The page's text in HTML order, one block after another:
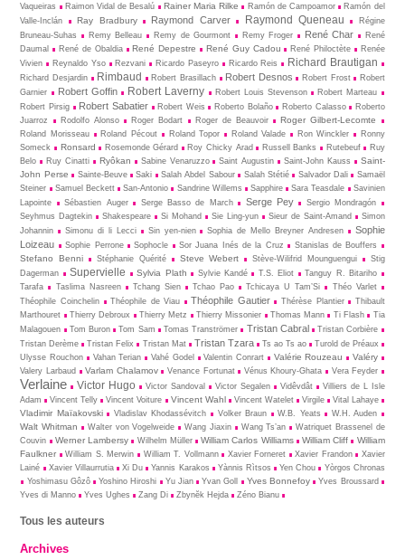
Vaqueiras
Raimon Vidal de Besalú Rainer Maria Rilke Ramón de Campoamor
Ramón del
Valle-Inclán
Ray Bradbury Raymond Carver Raymond Queneau
Régine
Bruneau-Suhas
Remy Belleau Remy de Gourmont Remy Froger René Char
René
Daumal
René de Obaldia René Depestre René Guy Cadou René Philoctète
Renée
Vivien
Reynaldo Yso Rezvani Ricardo Paseyro Ricardo Reis Richard Brautigan
Richard Desjardin Rimbaud Robert Brasillach Robert Desnos Robert Frost
Robert
Garnier
Robert Goffin Robert Laverny Robert Louis Stevenson
Robert Marteau
Robert Pirsig
Robert Sabatier Robert Weis Roberto Bolaño Roberto Calasso
Roberto
Juarroz
Rodolfo Alonso Roger Bodart Roger de Beauvoir Roger Gilbert-Lecomte
Roland Morisseau Roland Pécout Roland Topor Roland Valade Ron Winckler
Ronny
Someck
Ronsard Rosemonde Gérard Roy Chicky Arad Russell Banks Rutebeuf
Ruy
Belo
Ruy Cinatti Ryôkan Sabine Venaruzzo Saint Augustin Saint-John Kauss
Saint-
John Perse
Sainte-Beuve Saki Salah Abdel Sabour Salah Stétié Salvador Dali
Samaël
Steiner
Samuel Beckett San-Antonio Sandrine Willems Sapphire Sara Teasdale
Savinien
Lapointe
Sébastien Auger Serge Basso de March Serge Pey
Sergio Mondragón
Seyhmus Dagtekin
Shakespeare Si Mohand Sie Ling-yun Sieur de Saint-Amand
Simon
Johannin
Simonu di li Lecci Sin yen-nien Sophia de Mello Breyner Andresen
Sophie
Loizeau
Sophie Perrone Sophocle Sor Juana Inés de la Cruz Stanislas de Bouffers
Stefano Benni Stéphanie Quérité Steve Webert Stève-Wilifrid Mounguengui
Stig
Dagerman
Supervielle Sylvia Plath Sylvie Kandé T.S. Eliot
Tanguy R. Bitariho
Tarafa
Taslima Nasreen Tchang Sien Tchao Pao Tchicaya U Tam’Si
Théo Varlet
Théophile Coinchelin
Théophile de Viau Théophile Gautier Thérèse Plantier
Thibault
Marthouret
Thierry Debroux Thierry Metz Thierry Missonier Thomas Mann Ti Flash
Tia
Malagouen
Tom Buron Tom Sam Tomas Tranströmer Tristan Cabral
Tristan Corbière
Tristan Derème
Tristan Felix Tristan Mat Tristan Tzara Ts ao Ts ao
Turold de Préaux
Ulysse Rouchon
Vahan Terian Vahé Godel Valentin Conrart Valérie Rouzeau Valéry
Valery Larbaud Varlam Chalamov Venance Fortunat Vénus Khoury-Ghata Vera Feyder
Verlaine Victor Hugo Victor Sandoval Victor Segalen Vidêvdât
Villiers de L Isle
Adam
Vincent Telly Vincent Voiture Vincent Wahl Vincent Watelet Virgile Vital Lahaye
Vladimir Maïakovski Vladislav Khodassévitch Volker Braun W.B. Yeats W.H. Auden
Walt Whitman Walter von Vogelweide Wang Jiaxin Wang Ts’an
Watriquet Brassenel de
Couvin
Werner Lambersy Wilhelm Müller William Carlos Williams William Cliff
William
Faulkner
William S. Merwin William T. Vollmann Xavier Forneret Xavier Frandon
Xavier
Lainé
Xavier Villaurrutia Xi Du Yannis Karakos Yànnis Rìtsos Yen Chou
Yòrgos Chronas
Yoshimasu Gôzô
Yoshino Hiroshi Yu Jian Yvan Goll Yves Bonnefoy
Yves Broussard
Yves di Manno
Yves Ughes Zang Di Zbynĕk Hejda Zéno Bianu
Tous les auteurs
Archives